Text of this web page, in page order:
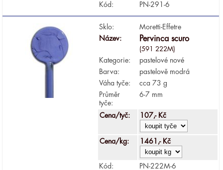
Kód: PN-291-6
Sklo:
Moretti-Effetre
Název:
Pervinca scuro
(591 222M)
Kategorie:
pastelové nové
Barva:
pastelově modrá
Váha tyče:
cca 73 g
Průměr
tyče:
6-7 mm
Cena/tyč: 107,- Kč
Cena/kg: 1461,- Kč
Kód: PN-222M-6